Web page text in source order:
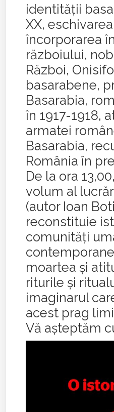
identității
XX,
încorporarea
războiului,
Război,
basarabene,
Basarabia,
în 1917-1918,
armatei
Basarabia,
România în
De la ora
volum al
(autor Ioan
reconstituie
comunități
moartea și
riturile și
imaginarul
acest prag
Vă aşteptăm